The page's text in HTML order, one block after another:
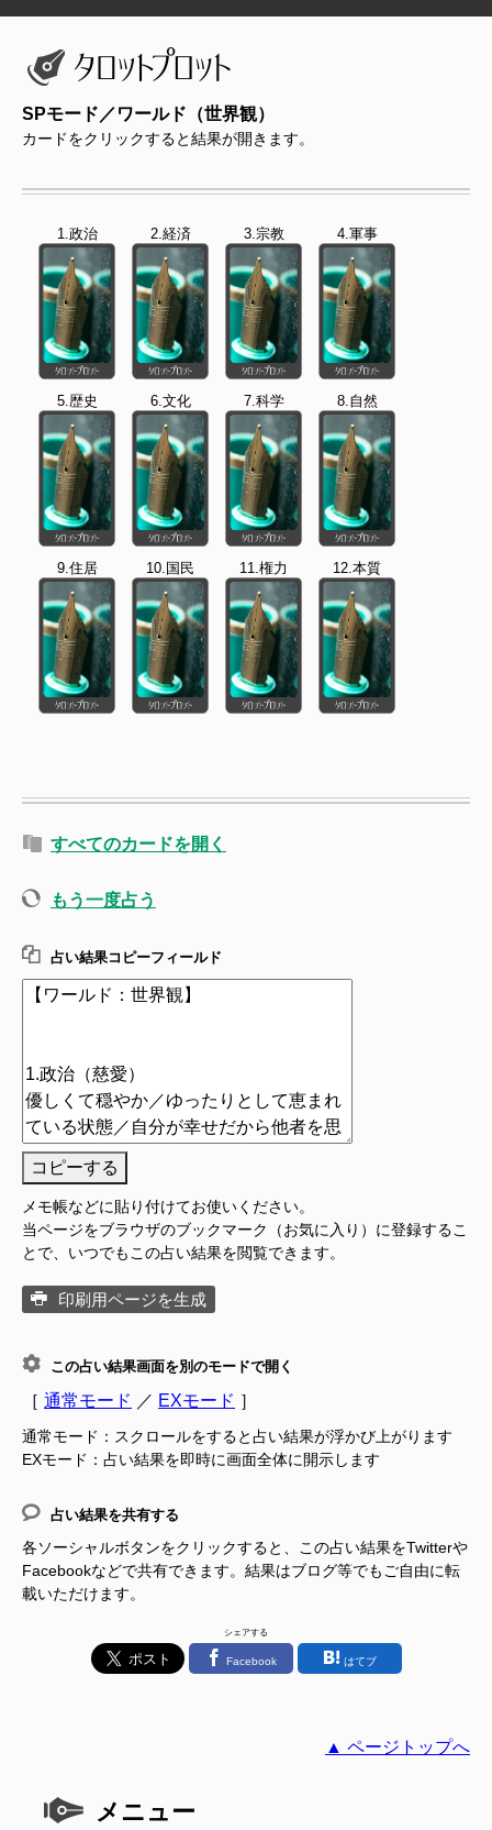
SPモード／ワールド（世界観）
カードをクリックすると結果が開きます。
1.政治 2.経済 3.宗教 4.軍事
5.歴史 6.文化 7.科学 8.自然
9.住居 10.国民 11.権力 12.本質
すべてのカードを開く
もう一度占う
占い結果コピーフィールド
コピーする
メモ帳などに貼り付けてお使いください。
当ページをブラウザのブックマーク（お気に入り）に登録するこ
とで、いつでもこの占い結果を閲覧できます。
印刷用ページを生成
この占い結果画面を別のモードで開く
［ 通常モード ／ EXモード ］
通常モード：スクロールをすると占い結果が浮かび上がります
EXモード：占い結果を即時に画面全体に開示します
占い結果を共有する
各ソーシャルボタンをクリックすると、この占い結果をTwitterや
Facebookなどで共有できます。結果はブログ等でもご自由に転
載いただけます。
シェアする
Facebook はてブ
▲ ページトップへ
メニュー